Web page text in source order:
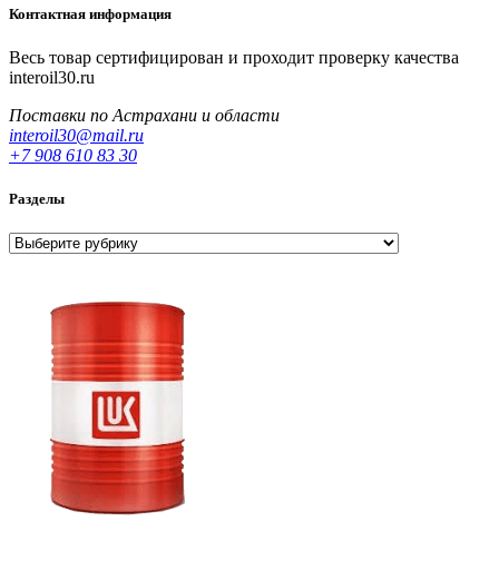
Контактная информация
Весь товар сертифицирован и проходит проверку качества
interoil30.ru
Поставки по Астрахани и области
interoil30@mail.ru
+7 908 610 83 30
Разделы
Разделы